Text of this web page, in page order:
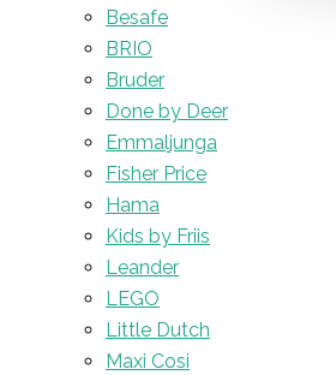
Besafe
BRIO
Bruder
Done by Deer
Emmaljunga
Fisher Price
Hama
Kids by Friis
Leander
LEGO
Little Dutch
Maxi Cosi